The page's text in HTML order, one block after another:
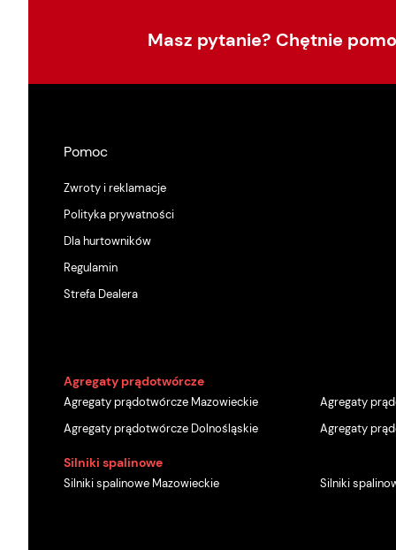
Masz pytanie? Chętnie
Pomoc
Zwroty i reklamacje
Polityka prywatności
Dla hurtowników
Regulamin
Strefa Dealera
Agregaty prądotwórcze
Agregaty prądotwórcze Mazowieckie Agregaty
Agregaty prądotwórcze Dolnośląskie
Agregaty
Silniki spalinowe
Silniki spalinowe Mazowieckie Silniki